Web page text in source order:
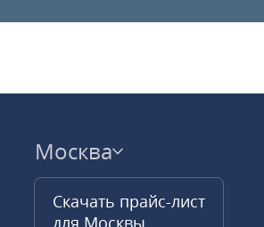
Москва
Скачать прайс-лист
для Москвы